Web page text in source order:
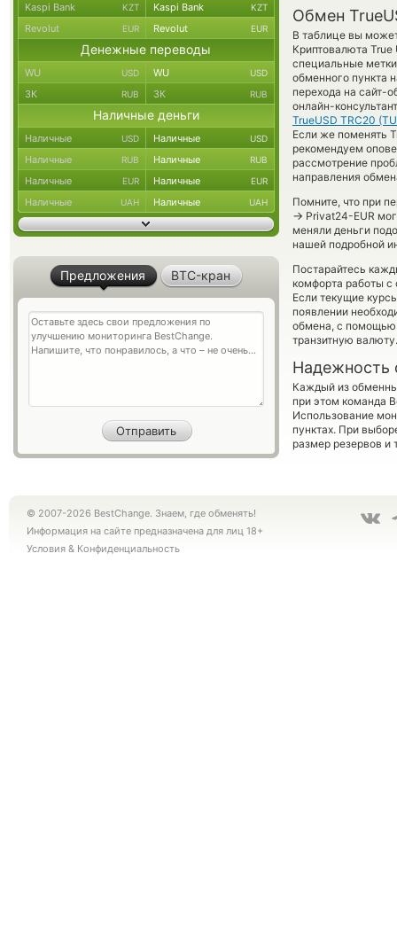
Обмен
В таблице вы
Криптовалюта
специальные
обменного пункта
перехода на сайт-
онлайн-
TrueUSD TRC20
Если же поменять
рекомендуем
рассмотрение
направления
Помните, что при
→ Privat24-EUR
меняли деньги
нашей подробной
Постарайтесь
комфорта работы
Если текущие
появлении
обмена, с
транзитную валюту.
Надежность
Каждый из
при этом команда
Использование
пунктах. При
размер резервов и
Kaspi Bank KZT Kaspi Bank KZT
Revolut EUR Revolut EUR
Денежные переводы
WU USD WU USD
ЗК RUB ЗК RUB
Наличные деньги
Наличные USD Наличные USD
Наличные RUB Наличные RUB
Наличные EUR Наличные EUR
Наличные UAH Наличные UAH
Предложения BTC-кран
© 2007-2026 BestChange. Знаем, где обменять!
Информация на сайте предназначена для лиц 18+
Условия & Конфиденциальность